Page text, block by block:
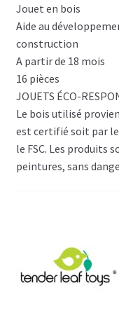
Jouet en bois
Aide au
construction
A partir de 18 mois
16 pièces
JOUETS ÉCO-
Le bois utilisé
est certifié soit par
le FSC. Les produits
peintures, sans